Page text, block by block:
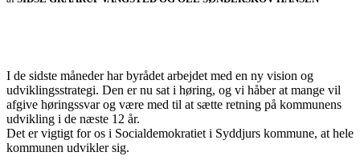
I de sidste måneder har byrådet arbejdet med en ny vision og
udviklingsstrategi. Den er nu sat i høring, og vi håber at mange vil
afgive høringssvar og være med til at sætte retning på kommunens
udvikling i de næste 12 år.
Det er vigtigt for os i Socialdemokratiet i Syddjurs kommune, at hele
kommunen udvikler sig.